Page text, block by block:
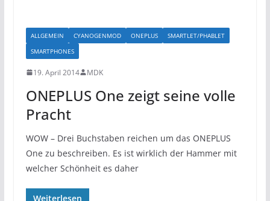
ALLGEMEIN CYANOGENMOD ONEPLUS
SMARTLET/PHABLET
SMARTPHONES
19. April 2014 MDK
ONEPLUS One zeigt seine volle
Pracht
WOW – Drei Buchstaben reichen um das ONEPLUS
One zu beschreiben. Es ist wirklich der Hammer mit
welcher Schönheit es daher
Weiterlesen